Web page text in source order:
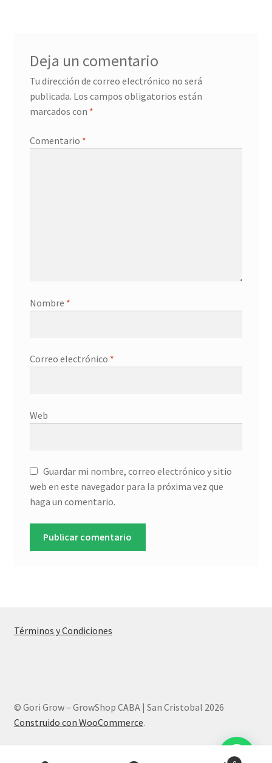
Deja un comentario
Tu dirección de correo electrónico no será
publicada. Los campos obligatorios están
marcados con *
Comentario *
Nombre *
Correo electrónico *
Web
Guardar mi nombre, correo electrónico y sitio
web en este navegador para la próxima vez que
haga un comentario.
Términos y Condiciones
© Gori Grow – GrowShop CABA | San Cristobal 2026
Construido con WooCommerce.